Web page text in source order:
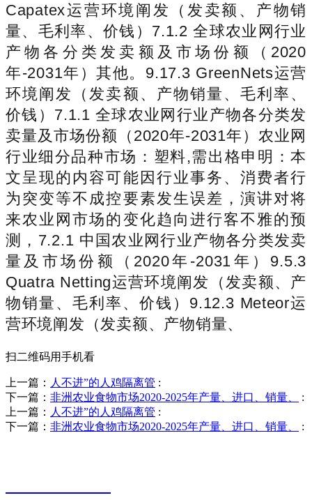
Capatex运营环境阐发（发卖额、产物销
量、毛利率、价钱）7.1.2 全球农业网行业
产物各分类发卖额及市场份额（2020
年-2031年）其他。9.17.3 GreenNets运营
环境阐发（发卖额、产物销量、毛利率、
价钱）7.1.1 全球农业网行业产物各分类发
卖量及市场份额（2020年-2031年）农业网
行业细分品种市场：塑料,需出格申明：本
文呈现的内容可能因行业事务、消费者行
为突变等不成控要素发生误差，演讲对将
来农业网市场的变化趋向进行客不雅的预
测，7.2.1 中国农业网行业产物各分类发卖
量及市场份额（2020年-2031年）9.5.3
Quatra Netting运营环境阐发（发卖额、产
物销量、毛利率、价钱）9.12.3 Meteor运
营环境阐发（发卖额、产物销量、
扫二维码用手机看
上一篇： 人不进”的人鸡隔离管 :
下一篇： 非洲农业食物市场2020-2025年产量、进口、销量、
:
上一篇： 人不进”的人鸡隔离管 :
下一篇： 非洲农业食物市场2020-2025年产量、进口、销量、 :